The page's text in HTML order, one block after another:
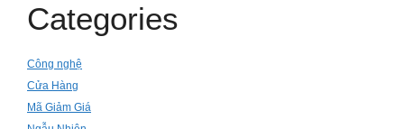
Categories
Công nghệ
Cửa Hàng
Mã Giảm Giá